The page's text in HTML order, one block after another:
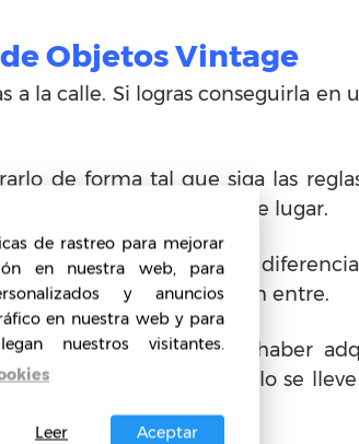
Objetos Vintage
a la calle. Si logras conseguirla en
de forma tal que siga las
nuestra tienda a como de lugar.
de la tienda será la
de que salga ni bien entre.
la la tienda, deberás haber
de escribir, no sólo se
de rastreo para mejorar
en nuestra web, para
y anuncios
en nuestra web y para
nuestros visitantes.
Aceptar
Leer